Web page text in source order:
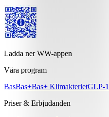
Ladda ner WW-appen
Våra program
BasBas+Bas+ KlimakterietGLP-
Priser & Erbjudanden